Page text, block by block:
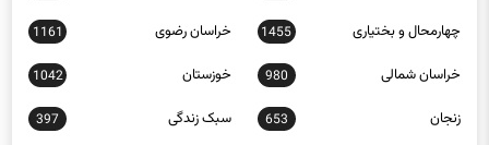
چهارمحال و بختیاری 1455 خراسان رضوی 1161
خراسان شمالی 980 خوزستان 1042
زنجان 653 سبک زندگی 397